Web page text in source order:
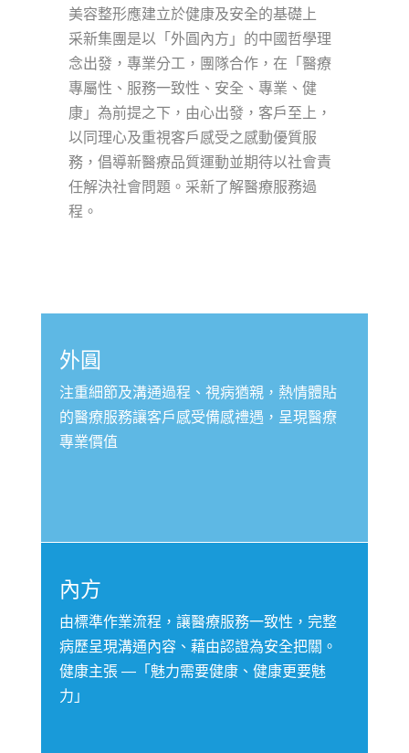
美容整形應建立於健康及安全的基礎上
采新集團是以「外圓內方」的中國哲學理
念出發，專業分工，團隊合作，在「醫療
專屬性、服務一致性、安全、專業、健
康」為前提之下，由心出發，客戶至上，
以同理心及重視客戶感受之感動優質服
務，倡導新醫療品質運動並期待以社會責
任解決社會問題。采新了解醫療服務過
程。
外圓
注重細節及溝通過程、視病猶親，熱情體貼
的醫療服務讓客戶感受備感禮遇，呈現醫療
專業價值
內方
由標準作業流程，讓醫療服務一致性，完整
病歷呈現溝通內容、藉由認證為安全把關。
健康主張 —「魅力需要健康、健康更要魅
力」